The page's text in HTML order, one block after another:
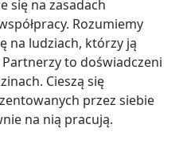
się na zasadach
Rozumiemy
na ludziach, którzy ją
to doświadczeni
Cieszą się
przez siebie
na nią pracują.